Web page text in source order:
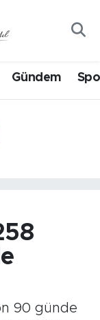
Gündem
90 günde